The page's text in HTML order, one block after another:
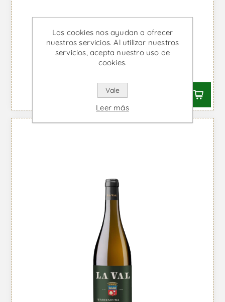
La Revelia - Vino Blanco
Las cookies nos ayudan a ofrecer
nuestros servicios. Al utilizar nuestros
servicios, acepta nuestro uso de
cookies.
Vale
Leer más